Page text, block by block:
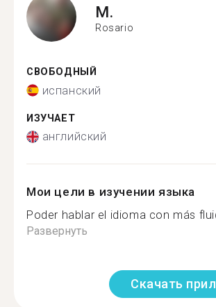
M.
Rosario
СВОБОДНЫЙ
испанский
ИЗУЧАЕТ
английский
Мои цели в изучении языка
Poder hablar el idioma con más
Развернуть
Скачать